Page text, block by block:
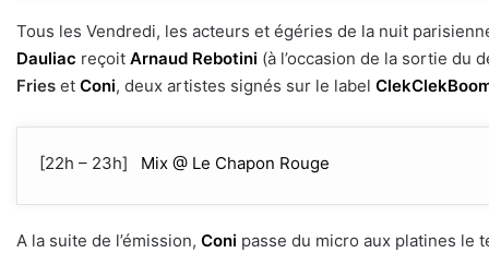
Tous les Vendredi, les acteurs et égéries de la nuit
Dauliac reçoit Arnaud Rebotini (à l’occasion de la sortie du
Fries et Coni, deux artistes signés sur le label
[22h – 23h] Mix @ Le Chapon Rouge
A la suite de l’émission, Coni passe du micro aux platines le